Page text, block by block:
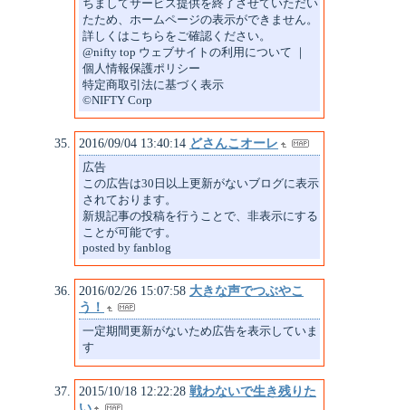
ちましてサービス提供を終了させていただい
たため、ホームページの表示ができません。
詳しくはこちらをご確認ください。
@nifty top ウェブサイトの利用について ｜
個人情報保護ポリシー
特定商取引法に基づく表示
©NIFTY Corp
2016/09/04 13:40:14 どさんこオーレ
広告
この広告は30日以上更新がないブログに表示
されております。
新規記事の投稿を行うことで、非表示にする
ことが可能です。
posted by fanblog
2016/02/26 15:07:58 大きな声でつぶやこ
う！
一定期間更新がないため広告を表示していま
す
2015/10/18 12:22:28 戦わないで生き残りた